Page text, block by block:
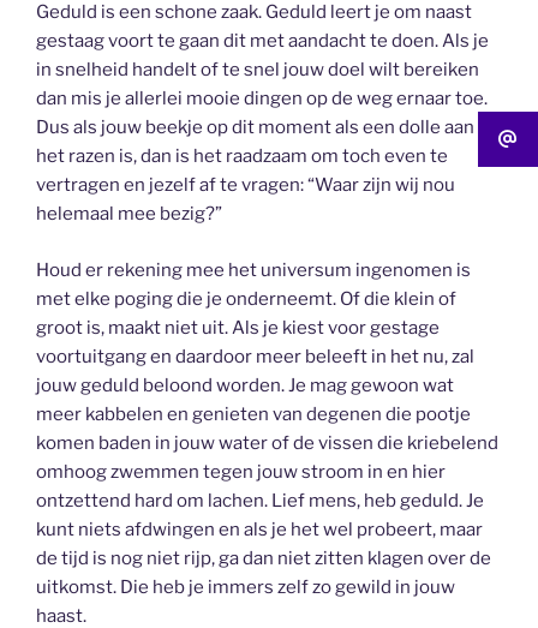
Geduld is een schone zaak. Geduld leert je om naast
gestaag voort te gaan dit met aandacht te doen. Als je
in snelheid handelt of te snel jouw doel wilt bereiken
dan mis je allerlei mooie dingen op de weg ernaar toe.
Dus als jouw beekje op dit moment als een dolle aan
het razen is, dan is het raadzaam om toch even te
vertragen en jezelf af te vragen: “Waar zijn wij nou
helemaal mee bezig?”
Houd er rekening mee het universum ingenomen is
met elke poging die je onderneemt. Of die klein of
groot is, maakt niet uit. Als je kiest voor gestage
voortuitgang en daardoor meer beleeft in het nu, zal
jouw geduld beloond worden. Je mag gewoon wat
meer kabbelen en genieten van degenen die pootje
komen baden in jouw water of de vissen die kriebelend
omhoog zwemmen tegen jouw stroom in en hier
ontzettend hard om lachen. Lief mens, heb geduld. Je
kunt niets afdwingen en als je het wel probeert, maar
de tijd is nog niet rijp, ga dan niet zitten klagen over de
uitkomst. Die heb je immers zelf zo gewild in jouw
haast.